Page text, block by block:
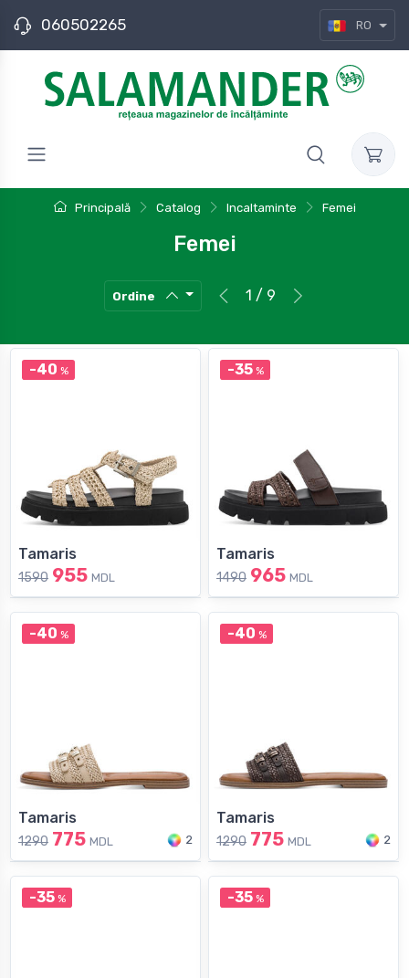
060502265 RO
Principală Catalog Incaltaminte Femei
Femei
Ordine 1 / 9
-40 %
Tamaris
1590 955 MDL
-35%
Tamaris
1490 965 MDL
-40 %
Tamaris
1290 775 MDL 2
-40 %
Tamaris
1290 775 MDL 2
-35% -35%